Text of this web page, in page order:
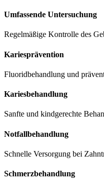
Umfassende Untersuchung
Regelmäßige Kontrolle des
Kariesprävention
Fluoridbehandlung und
Kariesbehandlung
Sanfte und kindgerechte
Notfallbehandlung
Schnelle Versorgung bei
Schmerzbehandlung